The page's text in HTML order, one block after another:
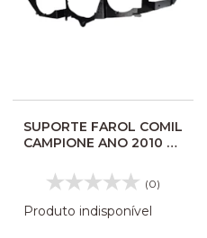
SUPORTE FAROL COMIL
CAMPIONE ANO 2010 LE
(0)
Produto indisponível